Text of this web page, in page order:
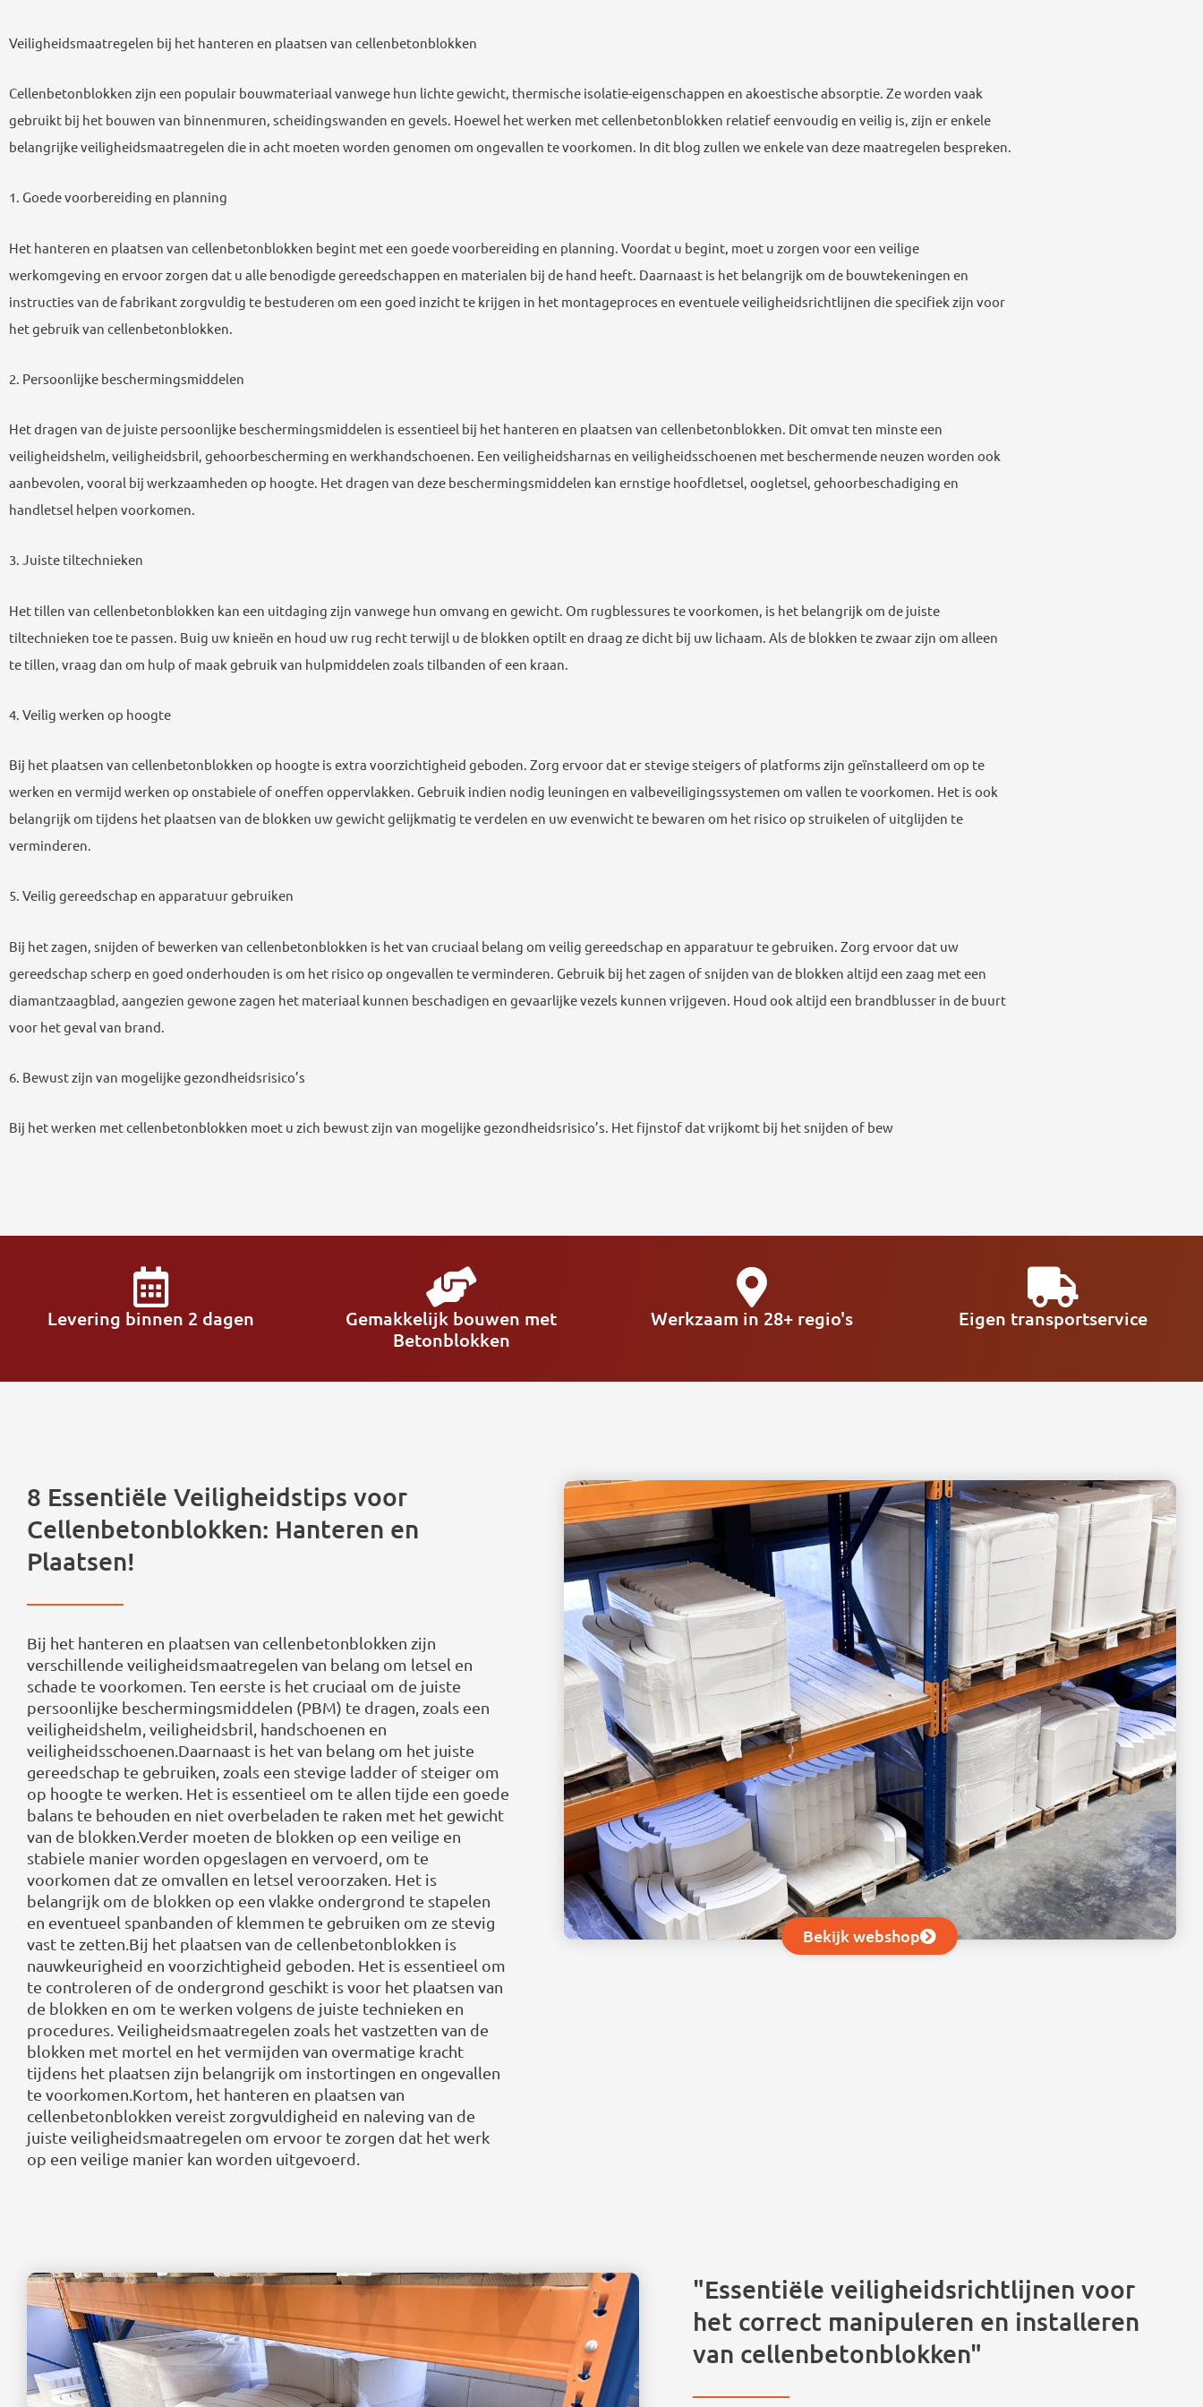
Veiligheidsmaatregelen bij het hanteren en plaatsen van cellenbetonblokken
Cellenbetonblokken zijn een populair bouwmateriaal vanwege hun lichte gewicht, thermische isolatie-eigenschappen en akoestische absorptie. Ze worden vaak
gebruikt bij het bouwen van binnenmuren, scheidingswanden en gevels. Hoewel het werken met cellenbetonblokken relatief eenvoudig en veilig is, zijn er enkele
belangrijke veiligheidsmaatregelen die in acht moeten worden genomen om ongevallen te voorkomen. In dit blog zullen we enkele van deze maatregelen bespreken.
1. Goede voorbereiding en planning
Het hanteren en plaatsen van cellenbetonblokken begint met een goede voorbereiding en planning. Voordat u begint, moet u zorgen voor een veilige
werkomgeving en ervoor zorgen dat u alle benodigde gereedschappen en materialen bij de hand heeft. Daarnaast is het belangrijk om de bouwtekeningen en
instructies van de fabrikant zorgvuldig te bestuderen om een goed inzicht te krijgen in het montageproces en eventuele veiligheidsrichtlijnen die specifiek zijn voor
het gebruik van cellenbetonblokken.
2. Persoonlijke beschermingsmiddelen
Het dragen van de juiste persoonlijke beschermingsmiddelen is essentieel bij het hanteren en plaatsen van cellenbetonblokken. Dit omvat ten minste een
veiligheidshelm, veiligheidsbril, gehoorbescherming en werkhandschoenen. Een veiligheidsharnas en veiligheidsschoenen met beschermende neuzen worden ook
aanbevolen, vooral bij werkzaamheden op hoogte. Het dragen van deze beschermingsmiddelen kan ernstige hoofdletsel, oogletsel, gehoorbeschadiging en
handletsel helpen voorkomen.
3. Juiste tiltechnieken
Het tillen van cellenbetonblokken kan een uitdaging zijn vanwege hun omvang en gewicht. Om rugblessures te voorkomen, is het belangrijk om de juiste
tiltechnieken toe te passen. Buig uw knieën en houd uw rug recht terwijl u de blokken optilt en draag ze dicht bij uw lichaam. Als de blokken te zwaar zijn om alleen
te tillen, vraag dan om hulp of maak gebruik van hulpmiddelen zoals tilbanden of een kraan.
4. Veilig werken op hoogte
Bij het plaatsen van cellenbetonblokken op hoogte is extra voorzichtigheid geboden. Zorg ervoor dat er stevige steigers of platforms zijn geïnstalleerd om op te
werken en vermijd werken op onstabiele of oneffen oppervlakken. Gebruik indien nodig leuningen en valbeveiligingssystemen om vallen te voorkomen. Het is ook
belangrijk om tijdens het plaatsen van de blokken uw gewicht gelijkmatig te verdelen en uw evenwicht te bewaren om het risico op struikelen of uitglijden te
verminderen.
5. Veilig gereedschap en apparatuur gebruiken
Bij het zagen, snijden of bewerken van cellenbetonblokken is het van cruciaal belang om veilig gereedschap en apparatuur te gebruiken. Zorg ervoor dat uw
gereedschap scherp en goed onderhouden is om het risico op ongevallen te verminderen. Gebruik bij het zagen of snijden van de blokken altijd een zaag met een
diamantzaagblad, aangezien gewone zagen het materiaal kunnen beschadigen en gevaarlijke vezels kunnen vrijgeven. Houd ook altijd een brandblusser in de buurt
voor het geval van brand.
6. Bewust zijn van mogelijke gezondheidsrisico’s
Bij het werken met cellenbetonblokken moet u zich bewust zijn van mogelijke gezondheidsrisico’s. Het fijnstof dat vrijkomt bij het snijden of bew
Levering binnen 2 dagen
Gemakkelijk bouwen met
Betonblokken
Werkzaam in 28+ regio's Eigen transportservice
8 Essentiële Veiligheidstips voor
Cellenbetonblokken: Hanteren en
Plaatsen!
Bij het hanteren en plaatsen van cellenbetonblokken zijn
verschillende veiligheidsmaatregelen van belang om letsel en
schade te voorkomen. Ten eerste is het cruciaal om de juiste
persoonlijke beschermingsmiddelen (PBM) te dragen, zoals een
veiligheidshelm, veiligheidsbril, handschoenen en
veiligheidsschoenen.Daarnaast is het van belang om het juiste
gereedschap te gebruiken, zoals een stevige ladder of steiger om
op hoogte te werken. Het is essentieel om te allen tijde een goede
balans te behouden en niet overbeladen te raken met het gewicht
van de blokken.Verder moeten de blokken op een veilige en
stabiele manier worden opgeslagen en vervoerd, om te
voorkomen dat ze omvallen en letsel veroorzaken. Het is
belangrijk om de blokken op een vlakke ondergrond te stapelen
en eventueel spanbanden of klemmen te gebruiken om ze stevig
vast te zetten.Bij het plaatsen van de cellenbetonblokken is
nauwkeurigheid en voorzichtigheid geboden. Het is essentieel om
te controleren of de ondergrond geschikt is voor het plaatsen van
de blokken en om te werken volgens de juiste technieken en
procedures. Veiligheidsmaatregelen zoals het vastzetten van de
blokken met mortel en het vermijden van overmatige kracht
tijdens het plaatsen zijn belangrijk om instortingen en ongevallen
te voorkomen.Kortom, het hanteren en plaatsen van
cellenbetonblokken vereist zorgvuldigheid en naleving van de
juiste veiligheidsmaatregelen om ervoor te zorgen dat het werk
op een veilige manier kan worden uitgevoerd.
Bekijk webshop
"Essentiële veiligheidsrichtlijnen voor
het correct manipuleren en installeren
van cellenbetonblokken"